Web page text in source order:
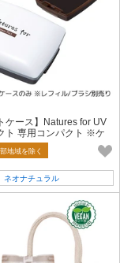
ケース】Natures for UV
ト 専用コンパクト ※ケ
フィル/ブラシ別売り
地域を除く
ネオナチュラル